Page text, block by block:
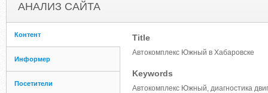
АНАЛИЗ САЙТА
Контент
Информер
Посетители
Title
Автокомплекс Южный в Хабаровске
Keywords
Автокомплекс Южный, диагностика